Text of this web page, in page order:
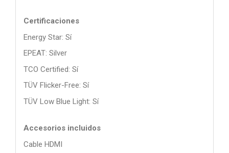
Certificaciones
Energy Star: Sí
EPEAT: Silver
TCO Certified: Sí
TÜV Flicker-Free: Sí
TÜV Low Blue Light: Sí
Accesorios incluidos
Cable HDMI